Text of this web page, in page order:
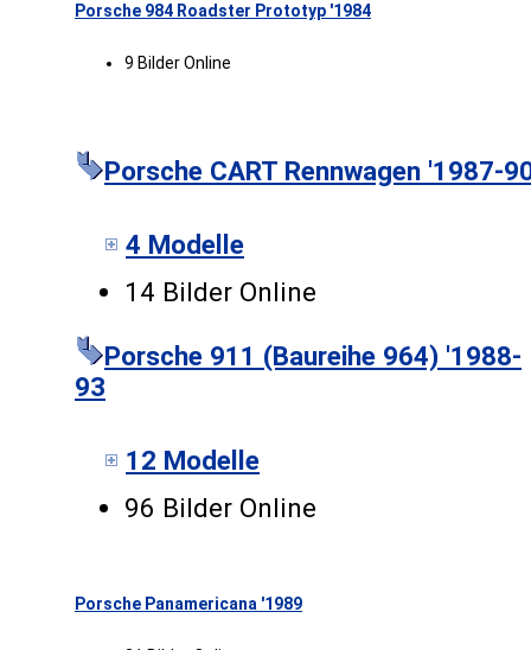
Porsche 984 Roadster Prototyp '1984
9 Bilder Online
Porsche CART Rennwagen '1987-
4 Modelle
14 Bilder Online
Porsche 911 (Baureihe 964) '1988-
93
12 Modelle
96 Bilder Online
Porsche Panamericana '1989